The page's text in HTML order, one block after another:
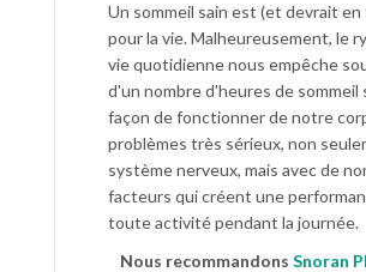
Un sommeil sain est (et devrait
pour la vie. Malheureusement, le
vie quotidienne nous empêche
d'un nombre d'heures de
façon de fonctionner de notre
problèmes très sérieux, non
système nerveux, mais avec de
facteurs qui créent une
toute activité pendant la journée.
Nous recommandons Snoran